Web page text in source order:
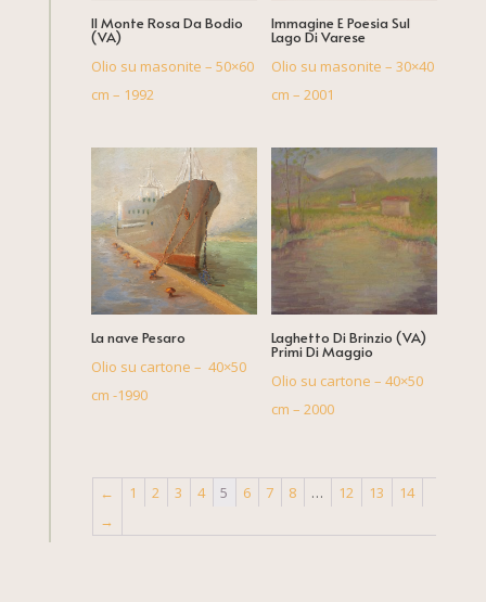
Il Monte Rosa Da Bodio
(VA)
Olio su masonite – 50×60
cm – 1992
Immagine E Poesia Sul
Lago Di Varese
Olio su masonite – 30×40
cm – 2001
La nave Pesaro
Olio su cartone – 40×50
cm -1990
Laghetto Di Brinzio (VA)
Primi Di Maggio
Olio su cartone – 40×50
cm – 2000
← 1 2 3 4 5 6 7 8 … 12 13
14
→